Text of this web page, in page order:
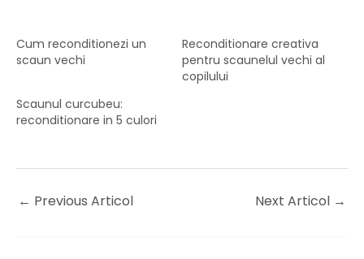
Cum reconditionezi un
scaun vechi
Reconditionare creativa
pentru scaunelul vechi al
copilului
Scaunul curcubeu:
reconditionare in 5 culori
← Previous Articol Next Articol →